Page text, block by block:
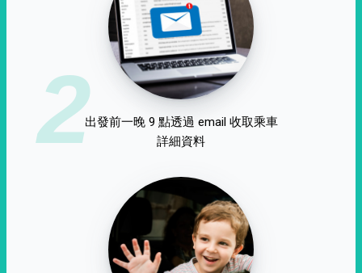
2出發前一晚 9 點透過 email 收取乘車
詳細資料